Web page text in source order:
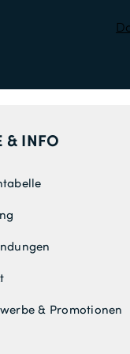
& INFO
& Promotionen